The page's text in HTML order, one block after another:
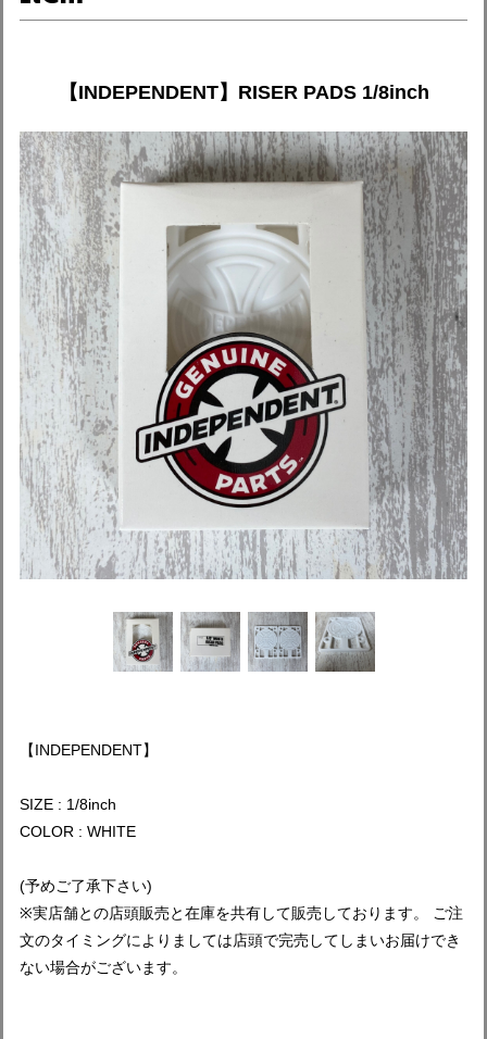
【INDEPENDENT】RISER PADS 1/8inch
【INDEPENDENT】
SIZE : 1/8inch
COLOR : WHITE
(予めご了承下さい)
※実店舗との店頭販売と在庫を共有して販売しております。 ご注
文のタイミングによりましては店頭で完売してしまいお届けでき
ない場合がございます。